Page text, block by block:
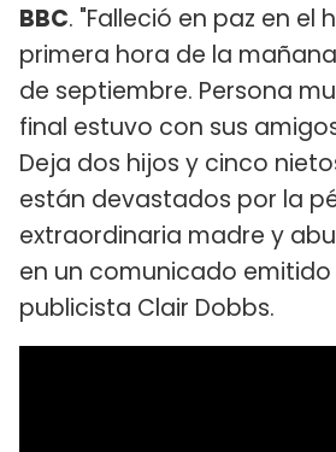
BBC. "Falleció en paz en el
primera hora de la
de septiembre. Persona
final estuvo con sus
Deja dos hijos y cinco
están devastados por la
extraordinaria madre y
en un comunicado
publicista Clair Dobbs.